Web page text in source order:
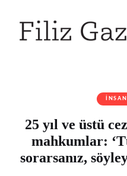
25 yıl ve üstü
mahkumlar:
sorarsanız,